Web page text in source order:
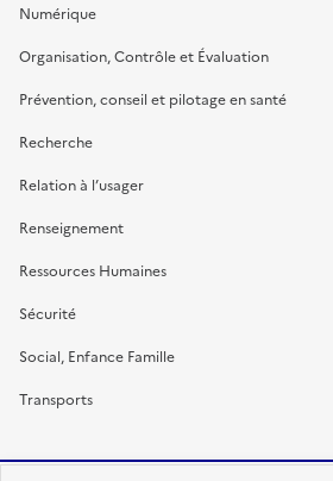
Numérique
Organisation, Contrôle et Évaluation
Prévention, conseil et pilotage en santé
Recherche
Relation à l’usager
Renseignement
Ressources Humaines
Sécurité
Social, Enfance Famille
Transports